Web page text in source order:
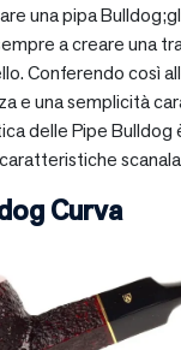
una pipa
a creare una
Conferendo così
e una semplicità
delle Pipe Bulldog
Curva